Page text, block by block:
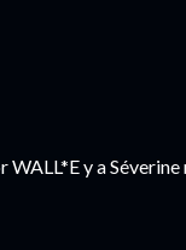
y a Séverine